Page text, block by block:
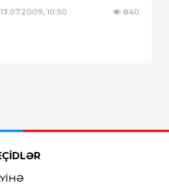
13.07.2009, 10:50 840